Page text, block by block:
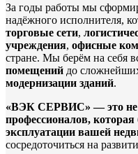
За годы работы мы
надёжного исполнителя,
торговые сети,
учреждения, офисные
стране. Мы берём на себя
помещений до
модернизации зданий.
«ВЭК СЕРВИС» — это не
профессионалов, которая
эксплуатации вашей
сосредоточиться на